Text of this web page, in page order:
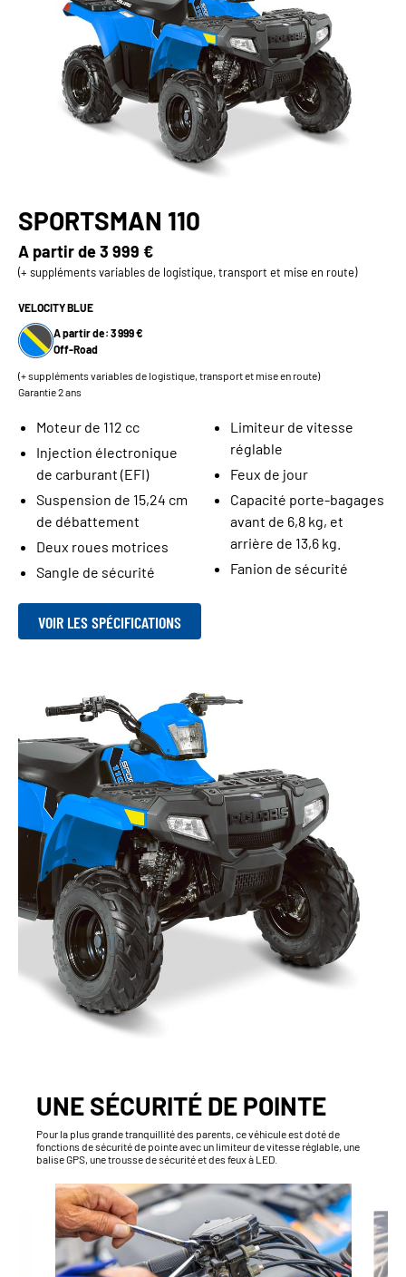
SPORTSMAN 110
A partir de3 999 €
(+ suppléments variables de logistique, transport et mise en route)
VELOCITY BLUE
A partir de: 3 999 €
Off-Road
(+ suppléments variables de logistique, transport et mise en route)
Garantie 2 ans
Moteur de 112 cc
Injection électronique
de carburant (EFI)
Suspension de 15,24 cm
de débattement
Deux roues motrices
Sangle de sécurité
Limiteur de vitesse
réglable
Feux de jour
Capacité porte-bagages
avant de 6,8 kg, et
arrière de 13,6 kg.
Fanion de sécurité
VOIR LES SPÉCIFICATIONS
UNE SÉCURITÉ DE POINTE
Pour la plus grande tranquillité des parents, ce véhicule est doté de
fonctions de sécurité de pointe avec un limiteur de vitesse réglable, une
balise GPS, une trousse de sécurité et des feux à LED.